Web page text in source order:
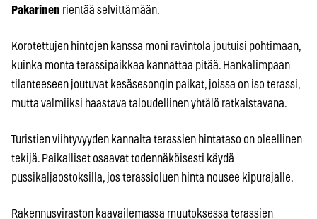
Pakarinen rientää selvittämään.
Korotettujen hintojen kanssa moni ravintola joutuisi pohtimaan,
kuinka monta terassipaikkaa kannattaa pitää. Hankalimpaan
tilanteeseen joutuvat kesäsesongin paikat, joissa on iso terassi,
mutta valmiiksi haastava taloudellinen yhtälö ratkaistavana.
Turistien viihtyvyyden kannalta terassien hintataso on oleellinen
tekijä. Paikalliset osaavat todennäköisesti käydä
pussikaljaostoksilla, jos terassioluen hinta nousee kipurajalle.
Rakennusviraston kaavailemassa muutoksessa terassien